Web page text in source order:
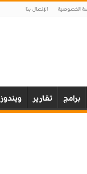
الخصوصية الإتصال بنا
برامج تقارير ويندوز